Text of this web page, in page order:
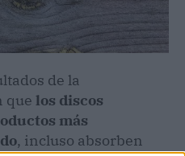
de la
que los discos
más
, incluso absorben